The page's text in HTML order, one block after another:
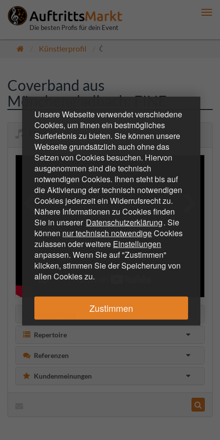
Unsere Webseite verwendet verschiedene
Cookies, um Ihnen ein bestmögliches
Surferlebnis zu bieten. Sie können unsere
Webseite grundsätzlich auch ohne das
Setzen von Cookies besuchen. Hiervon
ausgenommen sind die technisch
notwendigen Cookies. Ihnen steht bis auf
die Aktivierung der technisch notwendigen
Cookies jederzeit ein Widerrufsrecht zu.
Nähere Informationen zu Cookies finden
Sie in unserer Datenschutzerklärung. Sie
können nur technisch notwendigeCookies
zulassen oder weitere Einstellungen
anpassen. Wenn Sie auf "Zustimmen"
klicken, stimmen Sie der Speicherung von
allen Cookies zu.
Zustimmen
Die besten Profis für dein Event
Künstlerprofil Öffentlich
Coverband aus
Mönchengladbach: FINE
FINE
Repertoire
Referenzen
Kundenmeinungen